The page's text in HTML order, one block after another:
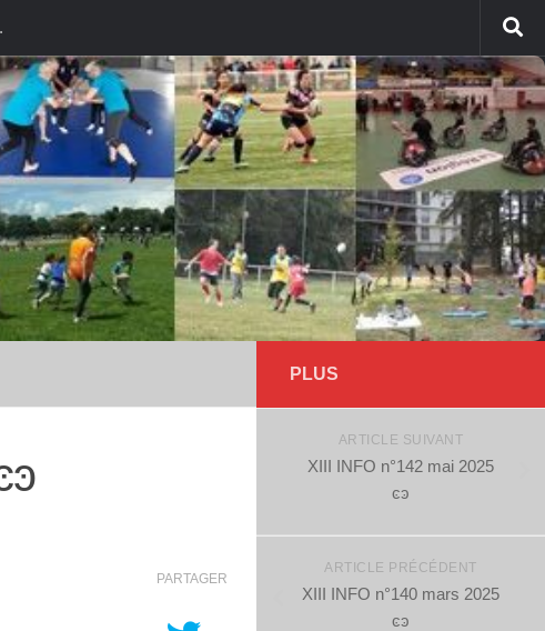
PARTAGER
PLUS
ARTICLE SUIVANT
XIII INFO n°142 mai 2025
ͼͽ
ARTICLE PRÉCÉDENT
XIII INFO n°140 mars 2025
ͼͽ